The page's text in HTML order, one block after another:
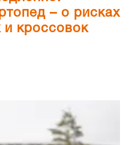
– о рисках
кроссовок